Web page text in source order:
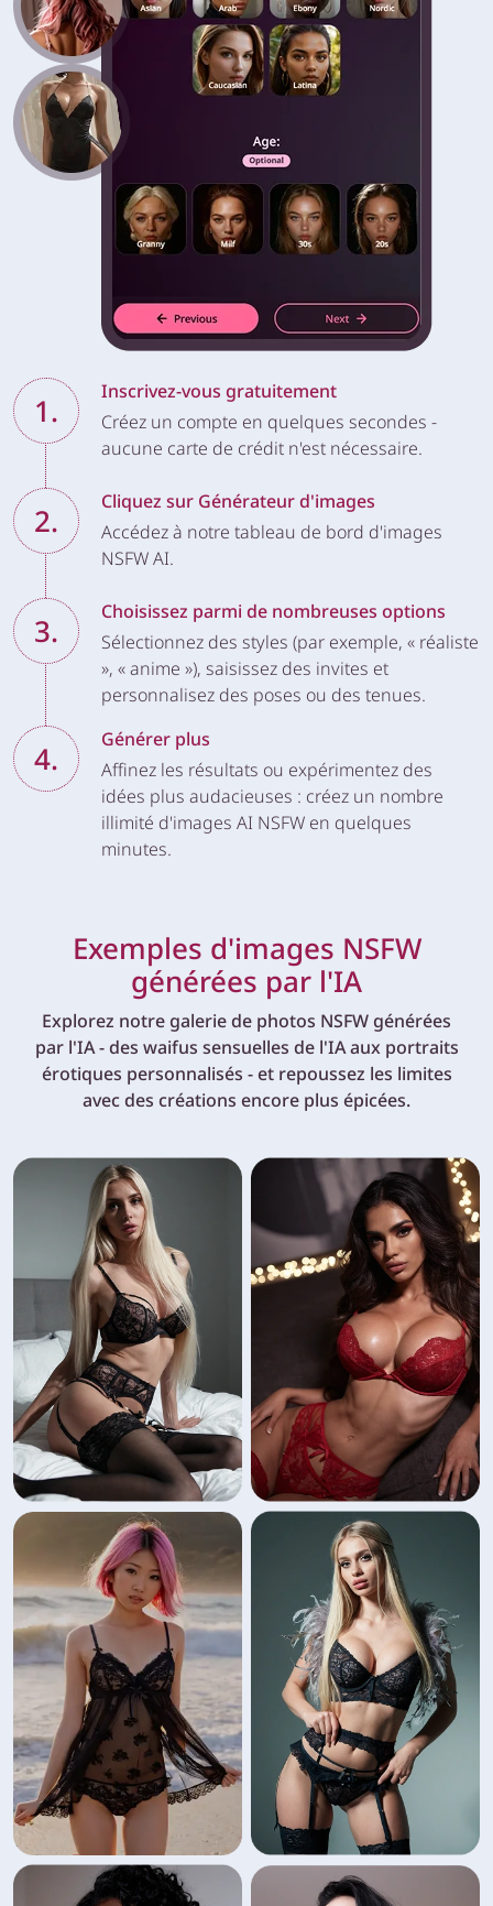
1.
Inscrivez-vous gratuitement
Créez un compte en quelques secondes -
aucune carte de crédit n'est nécessaire.
2.
Cliquez sur Générateur d'images
Accédez à notre tableau de bord d'images
NSFW AI.
3.
Choisissez parmi de nombreuses options
Sélectionnez des styles (par exemple, « réaliste
», « anime »), saisissez des invites et
personnalisez des poses ou des tenues.
4.
Générer plus
Affinez les résultats ou expérimentez des
idées plus audacieuses : créez un nombre
illimité d'images AI NSFW en quelques
minutes.
Exemples d'images NSFW
générées par l'IA
Explorez notre galerie de photos NSFW générées
par l'IA - des waifus sensuelles de l'IA aux portraits
érotiques personnalisés - et repoussez les limites
avec des créations encore plus épicées.